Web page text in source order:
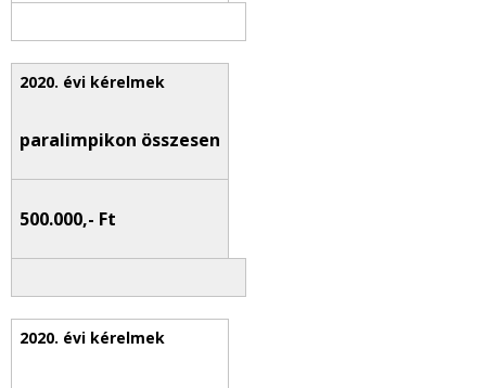
paralimpikon összesen
500.000,- Ft